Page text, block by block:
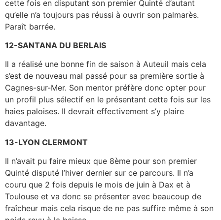
cette fois en disputant son premier Quinté d’autant
qu’elle n’a toujours pas réussi à ouvrir son palmarès.
Paraît barrée.
12-SANTANA DU BERLAIS
Il a réalisé une bonne fin de saison à Auteuil mais cela
s’est de nouveau mal passé pour sa première sortie à
Cagnes-sur-Mer. Son mentor préfère donc opter pour
un profil plus sélectif en le présentant cette fois sur les
haies paloises. Il devrait effectivement s’y plaire
davantage.
13-LYON CLERMONT
Il n’avait pu faire mieux que 8ème pour son premier
Quinté disputé l’hiver dernier sur ce parcours. Il n’a
couru que 2 fois depuis le mois de juin à Dax et à
Toulouse et va donc se présenter avec beaucoup de
fraîcheur mais cela risque de ne pas suffire même à son